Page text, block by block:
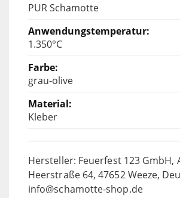
PUR Schamotte
1.350°C
grau-olive
Kleber
Hersteller: Feuerfest 123 GmbH,
Heerstraße 64, 47652 Weeze,
info@schamotte-shop.de